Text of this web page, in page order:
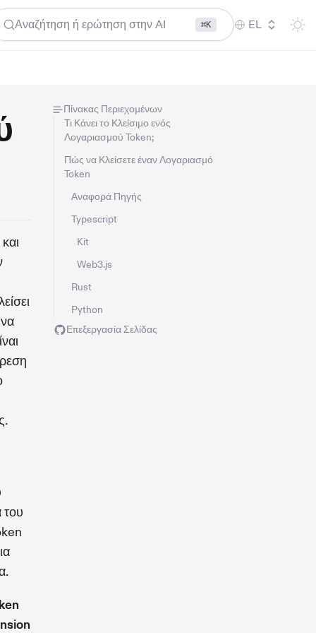
Αναζήτηση ή ερώτηση στην AI ⌘K EL
του
Πίνακας Περιεχομένων
Τι Κάνει το Κλείσιμο ενός
Λογαριασμού Token;
Πώς να Κλείσετε έναν Λογαριασμό
Token
Αναφορά Πηγής
Typescript
Kit
Web3.js
Rust
Python
Επεξεργασία Σελίδας